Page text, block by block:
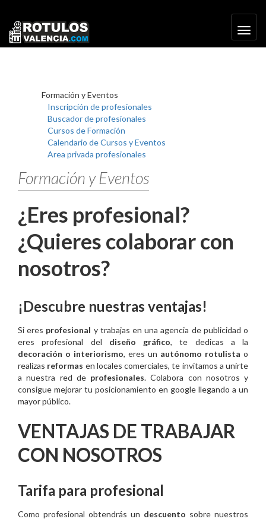
Formación y Eventos
Inscripción de profesionales
Buscador de profesionales
Cursos de Formación
Calendario de Cursos y Eventos
Area privada profesionales
Formación y Eventos
¿Eres profesional?
¿Quieres colaborar con
nosotros?
¡Descubre nuestras ventajas!
Si eres profesional y trabajas en una agencia de publicidad o
eres profesional del diseño gráfico, te dedicas a la
decoración o interiorismo, eres un autónomo rotulista o
realizas reformas en locales comerciales, te invitamos a unirte
a nuestra red de profesionales. Colabora con nosotros y
consigue mejorar tu posicionamiento en google llegando a un
mayor público.
VENTAJAS DE TRABAJAR
CON NOSOTROS
Tarifa para profesional
Como profesional obtendrás un descuento sobre nuestros